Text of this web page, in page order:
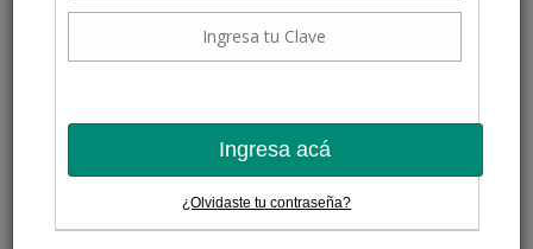
Ingresa acá
¿Olvidaste tu contraseña?